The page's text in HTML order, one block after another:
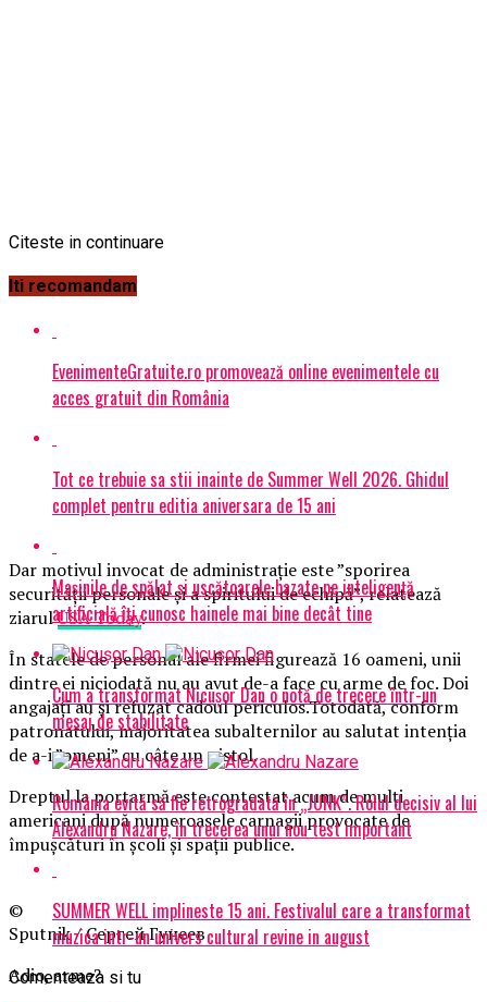
Dar motivul invocat de administrație este ”sporirea
securității personale și a spiritului de echipă”, relatează
ziarulUSA Today.
În statele de personal ale firmei figurează 16 oameni, unii
dintre ei niciodată nu au avut de-a face cu arme de foc. Doi
angajați au și refuzat cadoul periculos.Totodată, conform
patronatului, majoritatea subalternilor au salutat intenția
de a-i ”omeni” cu câte un pistol.
Dreptul la portarmă este contestat acum de mulți
americani după numeroasele carnagii provocate de
împușcături în școli și spații publice.
©
Sputnik / Сергей Гунеев
Adio, arme?
Citeste in continuare
Iti recomandam
EvenimenteGratuite.ro promovează online evenimentele cu
acces gratuit din România
Tot ce trebuie sa stii inainte de Summer Well 2026. Ghidul
complet pentru editia aniversara de 15 ani
Mașinile de spălat și uscătoarele bazate pe inteligență
artificială îți cunosc hainele mai bine decât tine
Cum a transformat Nicușor Dan o notă de trecere într-un
mesaj de stabilitate
România evită să fie retrogradată în „JUNK”. Rolul decisiv al lui
Alexandru Nazare, în trecerea unui nou test important
SUMMER WELL implineste 15 ani. Festivalul care a transformat
muzica intr-un univers cultural revine in august
Comenteaza si tu